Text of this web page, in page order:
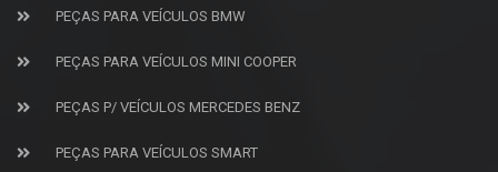
PEÇAS PARA VEÍCULOS BMW
PEÇAS PARA VEÍCULOS MINI COOPER
PEÇAS P/ VEÍCULOS MERCEDES BENZ
PEÇAS PARA VEÍCULOS SMART